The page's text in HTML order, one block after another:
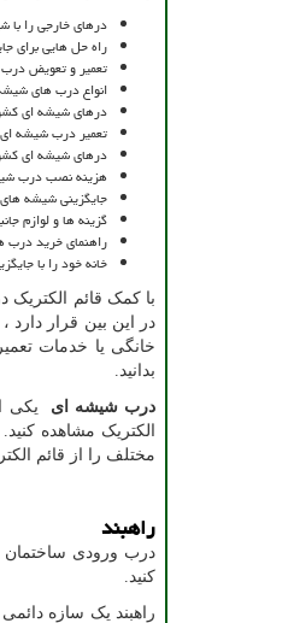
درهای خارجی را با
راه حل هایی برای
تعمیر و تعویض
انواع درب های
درهای شیشه ای
تعمیر درب شیشه
درهای شیشه ای
هزینه نصب درب
جایگزینی شیشه
گزینه ها و لوازم
راهنمای خرید درب
خانه خود را با
با کمک قائم
در این بین قرار
خانگی یا خدمات
بدانید.
درب شیشه ای یکی
الکتریک مشاهده
مختلف را از قائم
راهبند
درب ورودی ساختمان
کنید.
راهبند یک سازه